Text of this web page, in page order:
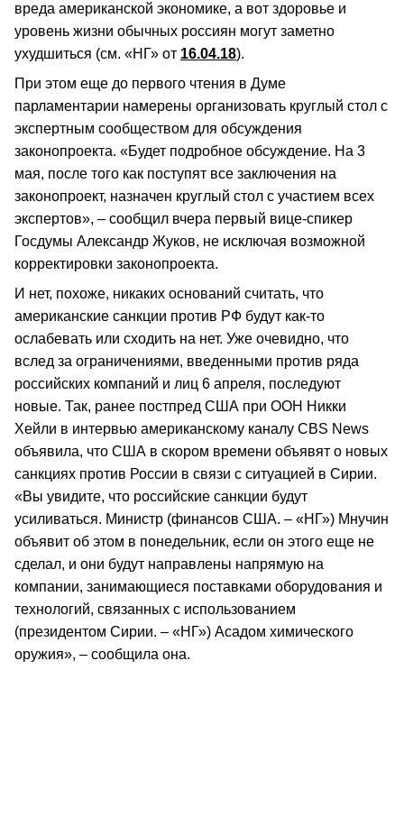
вреда американской экономике, а вот здоровье и
уровень жизни обычных россиян могут заметно
ухудшиться (см. «НГ» от 16.04.18).
При этом еще до первого чтения в Думе
парламентарии намерены организовать круглый стол с
экспертным сообществом для обсуждения
законопроекта. «Будет подробное обсуждение. На 3
мая, после того как поступят все заключения на
законопроект, назначен круглый стол с участием всех
экспертов», – сообщил вчера первый вице-спикер
Госдумы Александр Жуков, не исключая возможной
корректировки законопроекта.
И нет, похоже, никаких оснований считать, что
американские санкции против РФ будут как-то
ослабевать или сходить на нет. Уже очевидно, что
вслед за ограничениями, введенными против ряда
российских компаний и лиц 6 апреля, последуют
новые. Так, ранее постпред США при ООН Никки
Хейли в интервью американскому каналу CBS News
объявила, что США в скором времени объявят о новых
санкциях против России в связи с ситуацией в Сирии.
«Вы увидите, что российские санкции будут
усиливаться. Министр (финансов США. – «НГ») Мнучин
объявит об этом в понедельник, если он этого еще не
сделал, и они будут направлены напрямую на
компании, занимающиеся поставками оборудования и
технологий, связанных с использованием
(президентом Сирии. – «НГ») Асадом химического
оружия», – сообщила она.